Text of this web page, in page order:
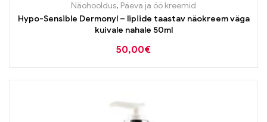
Näohooldus, Päeva ja öö kreemid
Hypo-Sensible Dermonyl – lipiide taastav näokreem väga
kuivale nahale 50ml
50,00€